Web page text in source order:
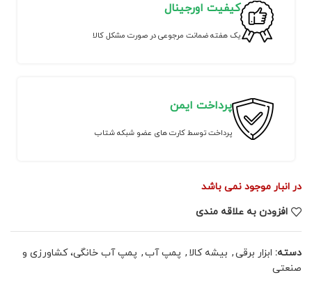
کیفیت اورجینال
یک هفته ضمانت مرجوعی در صورت مشکل کالا
پرداخت ایمن
پرداخت توسط کارت های عضو شبکه شتاب
در انبار موجود نمی باشد
افزودن به علاقه مندی
دسته: ابزار برقی, بیشه کالا , پمپ آب, پمپ آب خانگی، کشاورزی و
صنعتی